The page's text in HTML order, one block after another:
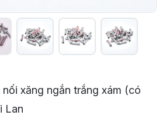
xăng ngắn trắng xám (có
Lan